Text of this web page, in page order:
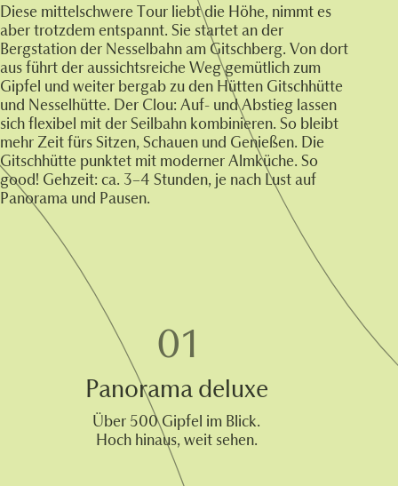
Diese mittelschwere Tour liebt die Höhe, nimmt es
aber trotzdem entspannt. Sie startet an der
Bergstation der Nesselbahn am Gitschberg. Von dort
aus führt der aussichtsreiche Weg gemütlich zum
Gipfel und weiter bergab zu den Hütten Gitschhütte
und Nesselhütte. Der Clou: Auf- und Abstieg lassen
sich flexibel mit der Seilbahn kombinieren. So bleibt
mehr Zeit fürs Sitzen, Schauen und Genießen. Die
Gitschhütte punktet mit moderner Almküche. So
good! Gehzeit: ca. 3–4 Stunden, je nach Lust auf
Panorama und Pausen.
Panorama deluxe
Über 500 Gipfel im Blick.
Hoch hinaus, weit sehen.